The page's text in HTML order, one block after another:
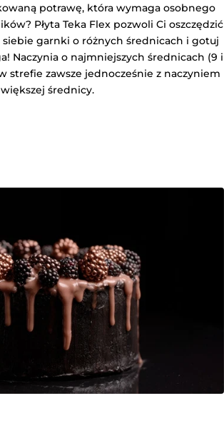
potrawę, która wymaga osobnego
Płyta Teka Flex pozwoli Ci oszczędzić
siebie garnki o różnych średnicach i gotuj
Naczynia o najmniejszych średnicach (9 i
strefie zawsze jednocześnie z naczyniem
średnicy.